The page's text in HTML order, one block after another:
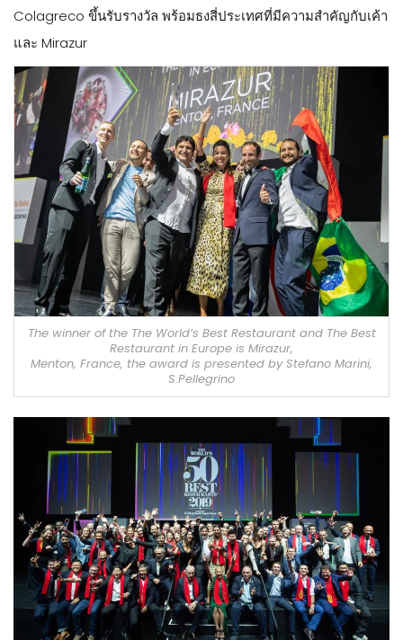
Colagreco ขึ้นรับรางวัล พร้อมธงสี่ประเทศที่มีความสำคัญกับเค้า
และ Mirazur
The winner of the The World’s Best Restaurant and The Best
Restaurant in Europe is Mirazur,
Menton, France, the award is presented by Stefano Marini,
S.Pellegrino